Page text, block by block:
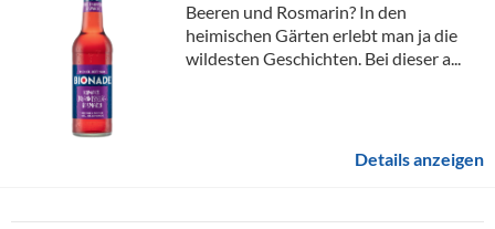
Beeren und Rosmarin? In den
heimischen Gärten erlebt man ja die
wildesten Geschichten. Bei dieser a...
Details anzeigen